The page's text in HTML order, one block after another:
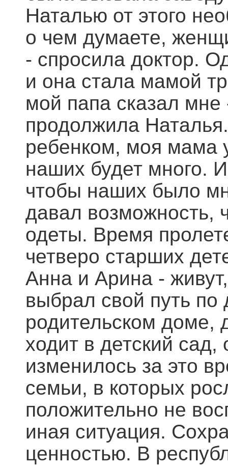
Наталью от этого
о чем думаете,
- спросила доктор.
и она стала мамой
мой папа сказал мне
продолжила
ребенком, моя мама
наших будет много.
чтобы наших было
давал возможность,
одеты. Время
четверо старших
Анна и Арина -
выбрал свой путь
родительском доме,
ходит в детский
изменилось за это
семьи, в которых
положительно не
иная ситуация.
ценностью. В